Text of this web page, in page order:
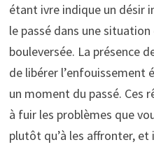
étant ivre indique un désir
le passé dans une
bouleversée. La présence
de libérer
un moment du passé. Ces
à fuir les problèmes que
plutôt qu’à les affronter,